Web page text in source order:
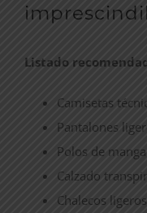
Listado
Camisetas
Pantalones
Polos de
Calzado
Chalecos